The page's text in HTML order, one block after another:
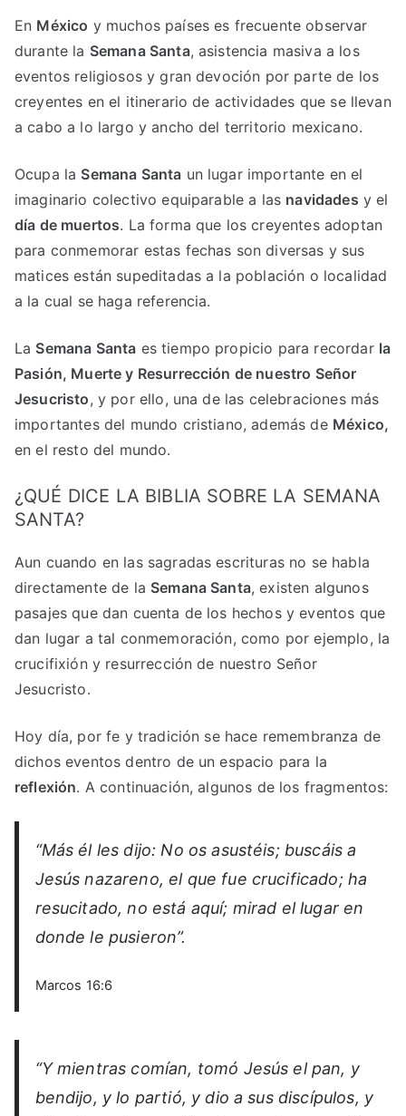
En México y muchos países es frecuente observar
durante la Semana Santa, asistencia masiva a los
eventos religiosos y gran devoción por parte de los
creyentes en el itinerario de actividades que se llevan
a cabo a lo largo y ancho del territorio mexicano.
Ocupa la Semana Santa un lugar importante en el
imaginario colectivo equiparable a las navidades y el
día de muertos. La forma que los creyentes adoptan
para conmemorar estas fechas son diversas y sus
matices están supeditadas a la población o localidad
a la cual se haga referencia.
La Semana Santa es tiempo propicio para recordar la
Pasión, Muerte y Resurrección de nuestro Señor
Jesucristo, y por ello, una de las celebraciones más
importantes del mundo cristiano, además de México,
en el resto del mundo.
¿QUÉ DICE LA BIBLIA SOBRE LA SEMANA
SANTA?
Aun cuando en las sagradas escrituras no se habla
directamente de la Semana Santa, existen algunos
pasajes que dan cuenta de los hechos y eventos que
dan lugar a tal conmemoración, como por ejemplo, la
crucifixión y resurrección de nuestro Señor
Jesucristo.
Hoy día, por fe y tradición se hace remembranza de
dichos eventos dentro de un espacio para la
reflexión. A continuación, algunos de los fragmentos:
“Más él les dijo: No os asustéis; buscáis a
Jesús nazareno, el que fue crucificado; ha
resucitado, no está aquí; mirad el lugar en
donde le pusieron”.
Marcos 16:6
“Y mientras comían, tomó Jesús el pan, y
bendijo, y lo partió, y dio a sus discípulos, y